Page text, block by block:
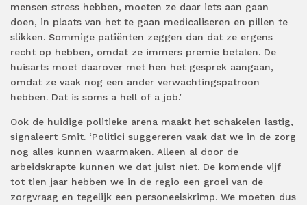
mensen stress hebben, moeten ze daar iets aan gaan
doen, in plaats van het te gaan medicaliseren en pillen te
slikken. Sommige patiënten zeggen dan dat ze ergens
recht op hebben, omdat ze immers premie betalen. De
huisarts moet daarover met hen het gesprek aangaan,
omdat ze vaak nog een ander verwachtingspatroon
hebben. Dat is soms a hell of a job.’
Ook de huidige politieke arena maakt het schakelen lastig,
signaleert Smit. ‘Politici suggereren vaak dat we in de zorg
nog alles kunnen waarmaken. Alleen al door de
arbeidskrapte kunnen we dat juist niet. De komende vijf
tot tien jaar hebben we in de regio een groei van de
zorgvraag en tegelijk een personeelskrimp. We moeten dus